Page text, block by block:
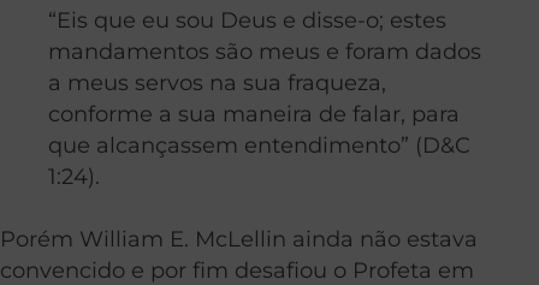
“Eis que eu sou Deus e disse-o; estes
mandamentos são meus e foram dados
a meus servos na sua fraqueza,
conforme a sua maneira de falar, para
que alcançassem entendimento” (D&C
1:24).
Porém William E. McLellin ainda não estava
convencido e por fim desafiou o Profeta em